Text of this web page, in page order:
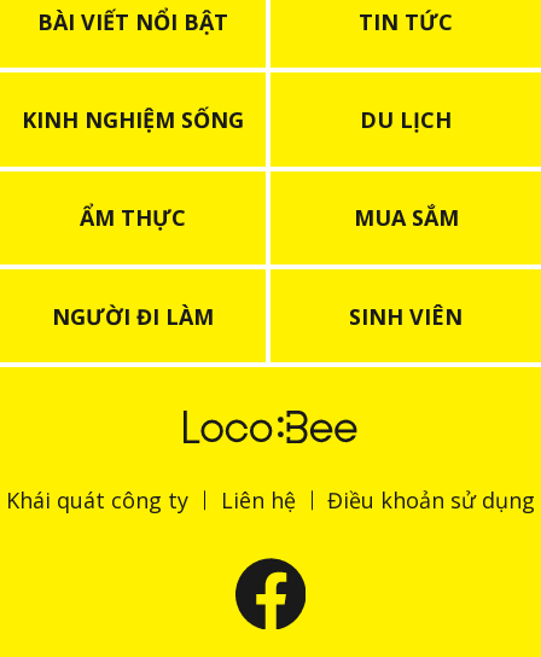
BÀI VIẾT NỔI BẬT TIN TỨC
KINH NGHIỆM SỐNG DU LỊCH
ẨM THỰC MUA SẮM
NGƯỜI ĐI LÀM SINH VIÊN
Khái quát công ty Liên hệ Điều khoản sử dụng